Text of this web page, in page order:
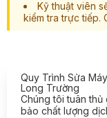
Kỹ thuật viên
kiểm tra trực tiếp.
Quy Trình Sửa
Long Trường
Chúng tôi tuân
bảo chất lượng